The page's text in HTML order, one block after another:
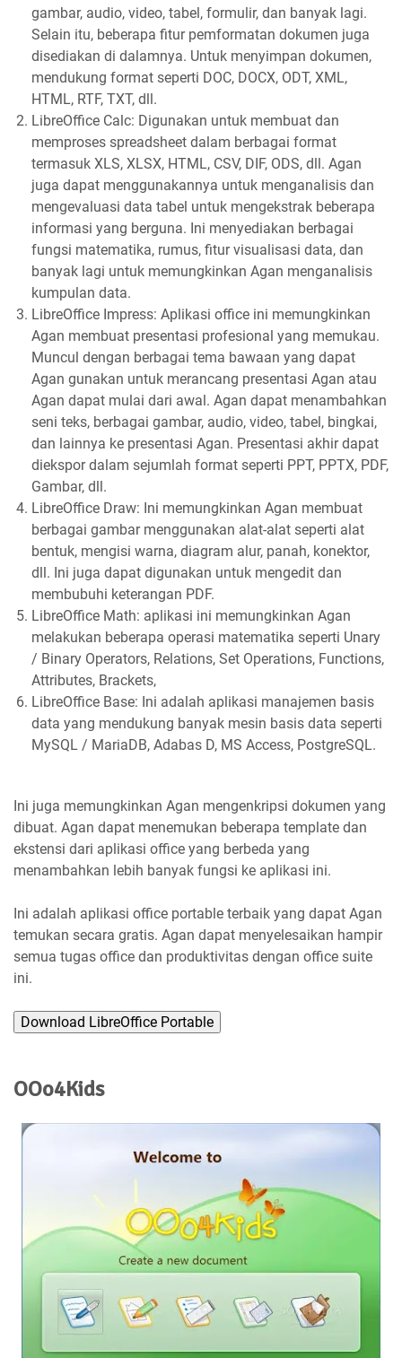
gambar, audio, video, tabel, formulir, dan banyak lagi.
Selain itu, beberapa fitur pemformatan dokumen juga
disediakan di dalamnya. Untuk menyimpan dokumen,
mendukung format seperti DOC, DOCX, ODT, XML,
HTML, RTF, TXT, dll.
LibreOffice Calc: Digunakan untuk membuat dan
memproses spreadsheet dalam berbagai format
termasuk XLS, XLSX, HTML, CSV, DIF, ODS, dll. Agan
juga dapat menggunakannya untuk menganalisis dan
mengevaluasi data tabel untuk mengekstrak beberapa
informasi yang berguna. Ini menyediakan berbagai
fungsi matematika, rumus, fitur visualisasi data, dan
banyak lagi untuk memungkinkan Agan menganalisis
kumpulan data.
LibreOffice Impress: Aplikasi office ini memungkinkan
Agan membuat presentasi profesional yang memukau.
Muncul dengan berbagai tema bawaan yang dapat
Agan gunakan untuk merancang presentasi Agan atau
Agan dapat mulai dari awal. Agan dapat menambahkan
seni teks, berbagai gambar, audio, video, tabel, bingkai,
dan lainnya ke presentasi Agan. Presentasi akhir dapat
diekspor dalam sejumlah format seperti PPT, PPTX, PDF,
Gambar, dll.
LibreOffice Draw: Ini memungkinkan Agan membuat
berbagai gambar menggunakan alat-alat seperti alat
bentuk, mengisi warna, diagram alur, panah, konektor,
dll. Ini juga dapat digunakan untuk mengedit dan
membubuhi keterangan PDF.
LibreOffice Math: aplikasi ini memungkinkan Agan
melakukan beberapa operasi matematika seperti Unary
/ Binary Operators, Relations, Set Operations, Functions,
Attributes, Brackets,
LibreOffice Base: Ini adalah aplikasi manajemen basis
data yang mendukung banyak mesin basis data seperti
MySQL / MariaDB, Adabas D, MS Access, PostgreSQL.
Ini juga memungkinkan Agan mengenkripsi dokumen yang
dibuat. Agan dapat menemukan beberapa template dan
ekstensi dari aplikasi office yang berbeda yang
menambahkan lebih banyak fungsi ke aplikasi ini.
Ini adalah aplikasi office portable terbaik yang dapat Agan
temukan secara gratis. Agan dapat menyelesaikan hampir
semua tugas office dan produktivitas dengan office suite
ini.
Download LibreOffice Portable
OOo4Kids